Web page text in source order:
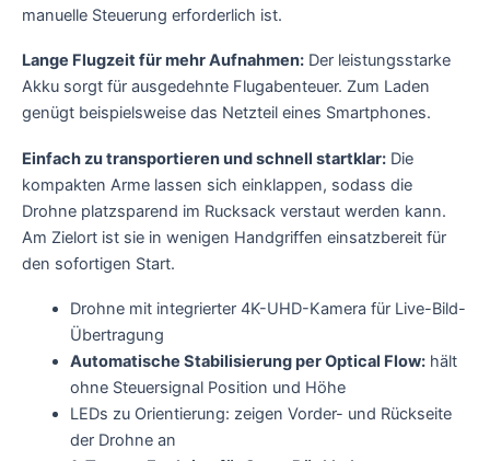
manuelle Steuerung erforderlich ist.
Lange Flugzeit für mehr Aufnahmen: Der leistungsstarke
Akku sorgt für ausgedehnte Flugabenteuer. Zum Laden
genügt beispielsweise das Netzteil eines Smartphones.
Einfach zu transportieren und schnell startklar: Die
kompakten Arme lassen sich einklappen, sodass die
Drohne platzsparend im Rucksack verstaut werden kann.
Am Zielort ist sie in wenigen Handgriffen einsatzbereit für
den sofortigen Start.
Drohne mit integrierter 4K-UHD-Kamera für Live-Bild-
Übertragung
Automatische Stabilisierung per Optical Flow:hält
ohne Steuersignal Position und Höhe
LEDs zu Orientierung: zeigen Vorder- und Rückseite
der Drohne an